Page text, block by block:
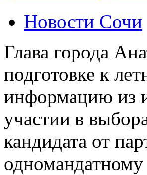
Новости Сочи
Глава города
подготовке к
информацию из
участии в
кандидата от
одномандатному